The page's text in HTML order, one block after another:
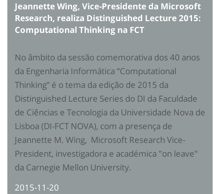
Jeannette Wing, Vice-Presidente da Microsoft
Research, realiza Distinguished Lecture 2015:
Computational Thinking na FCT
No âmbito da sessão comemorativa dos 40 anos
da Engenharia Informática ‘‘Computational
Thinking’’ é o tema da edição de 2015 da
Distinguished Lecture Series do DI da Faculdade
de Ciências e Tecnologia da Universidade Nova de
Lisboa (DI-FCT NOVA), com a presença de
Jeannette M. Wing, Microsoft Research Vice-
President, investigadora e académica "on leave"
da Carnegie Mellon University.
2015-11-20